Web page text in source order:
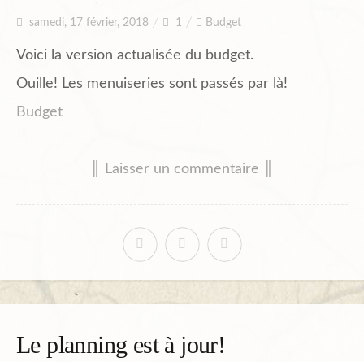
Chantiers en cours et à venir.
Budget
Plans et Doc.
PIèces du Permis
samedi, 17 février, 2018 1 Budget
Voici la version actualisée du budget.
Ouille! Les menuiseries sont passés par là!
Budget
║ Laisser un commentaire ║
Le planning est à jour!